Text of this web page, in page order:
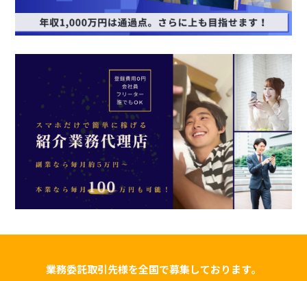
業務委託取引先様を全国で募集しております。